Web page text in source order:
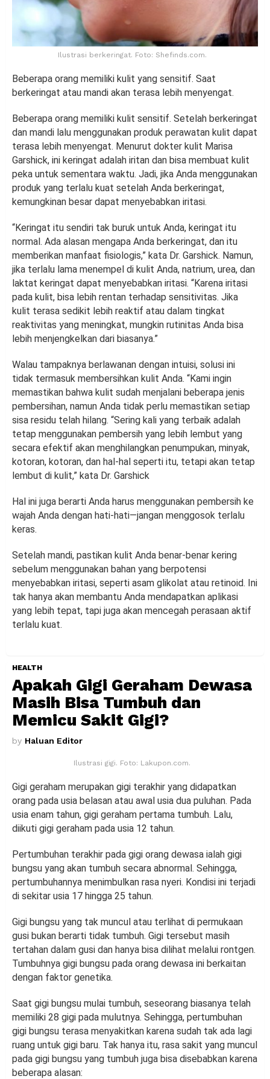
Ilustrasi berkeringat. Foto: Shefinds.com.
Beberapa orang memiliki kulit yang sensitif. Saat
berkeringat atau mandi akan terasa lebih menyengat.
Beberapa orang memiliki kulit sensitif. Setelah berkeringat
dan mandi lalu menggunakan produk perawatan kulit dapat
terasa lebih menyengat. Menurut dokter kulit Marisa
Garshick, ini keringat adalah iritan dan bisa membuat kulit
peka untuk sementara waktu. Jadi, jika Anda menggunakan
produk yang terlalu kuat setelah Anda berkeringat,
kemungkinan besar dapat menyebabkan iritasi.
“Keringat itu sendiri tak buruk untuk Anda, keringat itu
normal. Ada alasan mengapa Anda berkeringat, dan itu
memberikan manfaat fisiologis,” kata Dr. Garshick. Namun,
jika terlalu lama menempel di kulit Anda, natrium, urea, dan
laktat keringat dapat menyebabkan iritasi. “Karena iritasi
pada kulit, bisa lebih rentan terhadap sensitivitas. Jika
kulit terasa sedikit lebih reaktif atau dalam tingkat
reaktivitas yang meningkat, mungkin rutinitas Anda bisa
lebih menjengkelkan dari biasanya.”
Walau tampaknya berlawanan dengan intuisi, solusi ini
tidak termasuk membersihkan kulit Anda. “Kami ingin
memastikan bahwa kulit sudah menjalani beberapa jenis
pembersihan, namun Anda tidak perlu memastikan setiap
sisa residu telah hilang. “Sering kali yang terbaik adalah
tetap menggunakan pembersih yang lebih lembut yang
secara efektif akan menghilangkan penumpukan, minyak,
kotoran, kotoran, dan hal-hal seperti itu, tetapi akan tetap
lembut di kulit,” kata Dr. Garshick
Hal ini juga berarti Anda harus menggunakan pembersih ke
wajah Anda dengan hati-hati—jangan menggosok terlalu
keras.
Setelah mandi, pastikan kulit Anda benar-benar kering
sebelum menggunakan bahan yang berpotensi
menyebabkan iritasi, seperti asam glikolat atau retinoid. Ini
tak hanya akan membantu Anda mendapatkan aplikasi
yang lebih tepat, tapi juga akan mencegah perasaan aktif
terlalu kuat.
HEALTH
Apakah Gigi Geraham Dewasa
Masih Bisa Tumbuh dan
Memicu Sakit Gigi?
by Haluan Editor
Ilustrasi gigi. Foto: Lakupon.com.
Gigi geraham merupakan gigi terakhir yang didapatkan
orang pada usia belasan atau awal usia dua puluhan. Pada
usia enam tahun, gigi geraham pertama tumbuh. Lalu,
diikuti gigi geraham pada usia 12 tahun.
Pertumbuhan terakhir pada gigi orang dewasa ialah gigi
bungsu yang akan tumbuh secara abnormal. Sehingga,
pertumbuhannya menimbulkan rasa nyeri. Kondisi ini terjadi
di sekitar usia 17 hingga 25 tahun.
Gigi bungsu yang tak muncul atau terlihat di permukaan
gusi bukan berarti tidak tumbuh. Gigi tersebut masih
tertahan dalam gusi dan hanya bisa dilihat melalui rontgen.
Tumbuhnya gigi bungsu pada orang dewasa ini berkaitan
dengan faktor genetika.
Saat gigi bungsu mulai tumbuh, seseorang biasanya telah
memiliki 28 gigi pada mulutnya. Sehingga, pertumbuhan
gigi bungsu terasa menyakitkan karena sudah tak ada lagi
ruang untuk gigi baru. Tak hanya itu, rasa sakit yang muncul
pada gigi bungsu yang tumbuh juga bisa disebabkan karena
beberapa alasan: